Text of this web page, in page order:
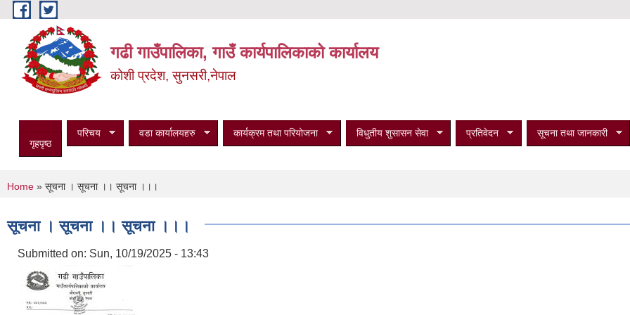
Skip to main content
गढी गाउँपालिका, गाउँ कार्यपालिकाको कार्यालय
कोशी प्रदेश, सुनसरी,नेपाल
गृहपृष्ठ
परिचय वडा कार्यालयहरु कार्यक्रम तथा परियोजना विधुतीय शुसासन सेवा प्रतिवेदन सूचना तथा जानकारी
You are here
Home » सूचना । सूचना ।। सूचना ।।।
सूचना । सूचना ।। सूचना ।।।
Submitted on: Sun, 10/19/2025 - 13:43